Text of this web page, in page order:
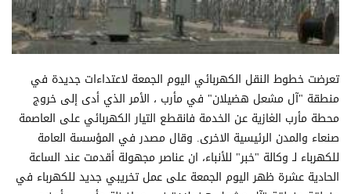
تعرضت خطوط النقل الكهربائي اليوم الجمعة لاعتداءات جديدة في
منطقة "آل مشعل هضيلان" في مأرب ، الأمر الذي أدى إلى خروج
محطة مأرب الغازية عن الخدمة فانقطع التيار الكهربائي على العاصمة
صنعاء والمدن الرئيسية الاخرى. وقال مصدر في المؤسسة العامة
للكهرباء لـ وكالة "خبر" للأنباء، ان عناصر مجهولة أقدمت عند الساعة
الحادية عشرة ظهر اليوم الجمعة على عمل تخريبي جديد للكهرباء في